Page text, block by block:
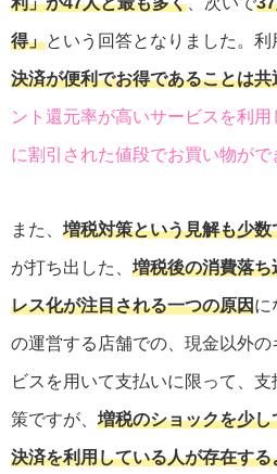
得」という回答となりました。利
決済が便利でお得であることは共
ント還元率が高いサービスを利
に割引された値段でお買い物がで
また、 増税対策という見解も少
が打ち出した、 増税後の消費落
レス化が注目される一つの原因に
の運営する店舗での、現金以外
ビスを用いて支払いに限って、
策ですが、 増税のショックを少
決済を利用している人が存在する